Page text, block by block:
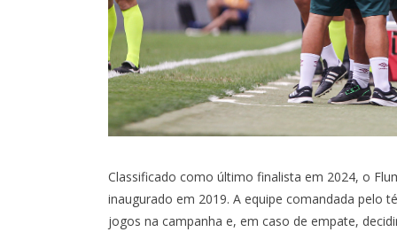
Classificado como último finalista em 2024, o
inaugurado em 2019. A equipe comandada pelo
jogos na campanha e, em caso de empate,